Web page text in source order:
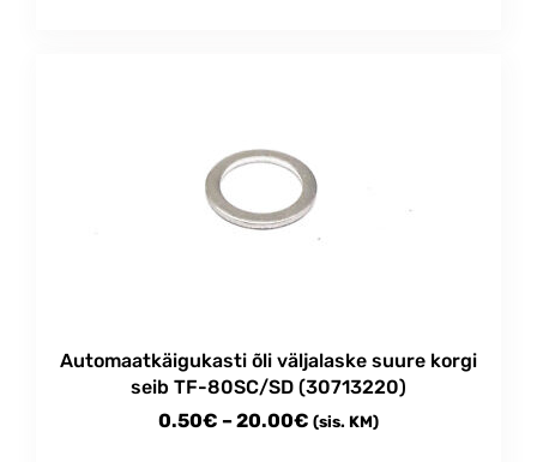
Automaatkäigukasti õli väljalaske suure korgi
seib TF-80SC/SD (30713220)
0.50€ –20.00€ Price
(sis. KM)